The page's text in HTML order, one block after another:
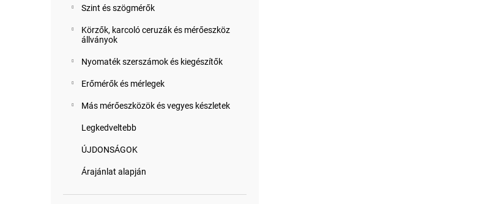
Szint és szögmérők
Körzők, karcoló ceruzák és mérőeszköz
állványok
Nyomaték szerszámok és kiegészítők
Erőmérők és mérlegek
Más mérőeszközök és vegyes készletek
Legkedveltebb
ÚJDONSÁGOK
Árajánlat alapján